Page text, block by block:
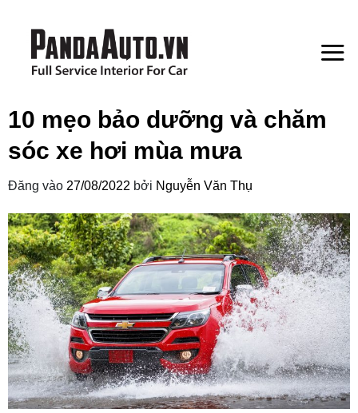
10 mẹo bảo dưỡng và chăm
sóc xe hơi mùa mưa
Đăng vào 27/08/2022 bởi Nguyễn Văn Thụ